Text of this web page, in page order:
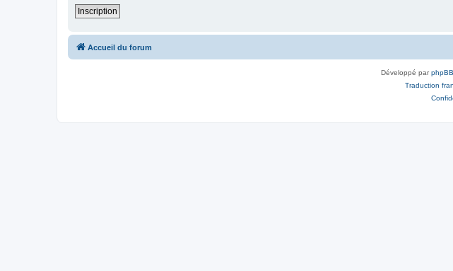
Inscription
Accueil du forum
Développé parphpBB
Traduction